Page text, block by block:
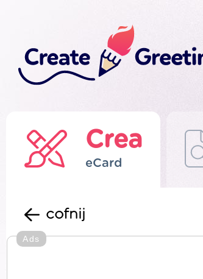
Crea
eCard
cofnij
Ads